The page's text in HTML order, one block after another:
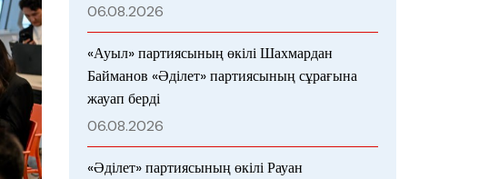
06.08.2026
«Ауыл» партиясының өкілі Шахмардан
Байманов «Әділет» партиясының сұрағына
жауап берді
06.08.2026
«Әділет» партиясының өкілі Рауан